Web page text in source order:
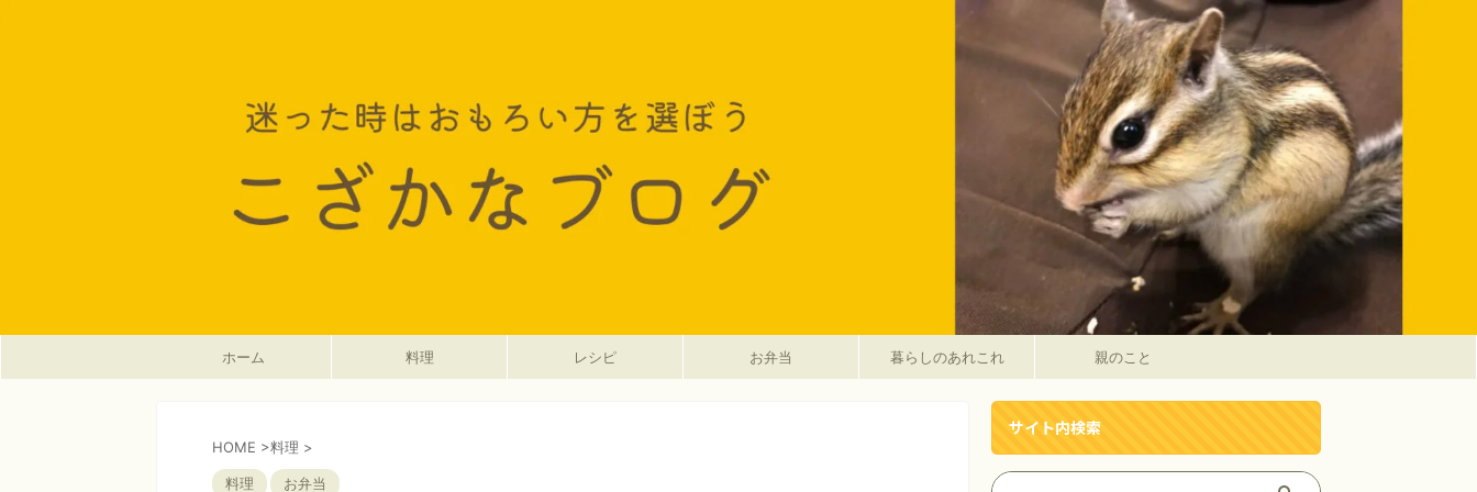
ホーム 料理 レシピ お弁当 暮らしのあれこれ 親のこと
HOME >料理 >
料理 お弁当
サイト内検索